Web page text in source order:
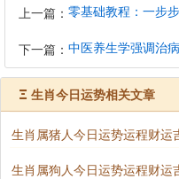
上一篇： 零基础教程：一步
下一篇：
Ξ 生肖今日运势相关文章
生肖属猪人今日运势运程财运
生肖属狗人今日运势运程财运